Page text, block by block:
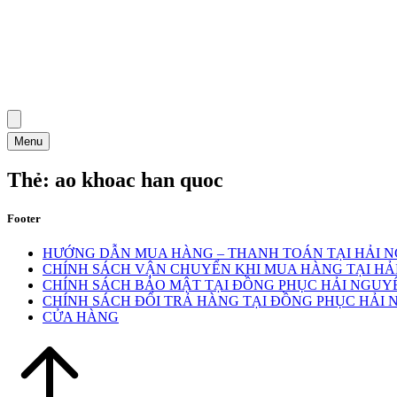
Menu
Thẻ: ao khoac han quoc
Footer
HƯỚNG DẪN MUA HÀNG – THANH TOÁN TẠI HẢI
CHÍNH SÁCH VẬN CHUYỂN KHI MUA HÀNG TẠI
CHÍNH SÁCH BẢO MẬT TẠI ĐỒNG PHỤC HẢI
CHÍNH SÁCH ĐỔI TRẢ HÀNG TẠI ĐỒNG PHỤC HẢI
CỬA HÀNG